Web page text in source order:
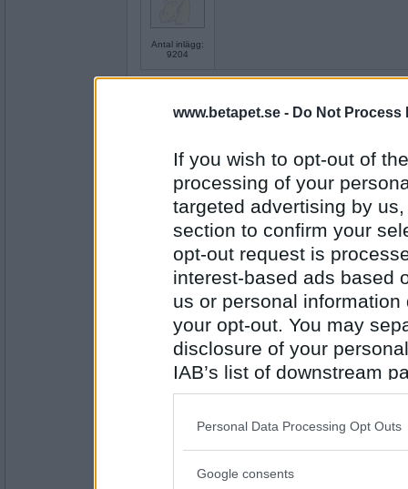
www.betapet.se - Do Not Process
If you wish to opt-out of
processing of your
targeted advertising by
section to confirm your
opt-out request is
interest-based ads based
us or personal
your opt-out. You may
disclosure of your
IAB’s list of downstream
also be disclosed by us
Downstream Participants
Please note that this
Personal Data Processing Opt Outs
Google consents
Antal inlägg:
9204
Antal inlägg:
Stackars dej ramsay...är det inte
ramsay- Ej medlem längre
Antal inlägg:
9204
han bor i amsterdam och vi har
förhållande av många skäl, bla att
jobbigt ändå.
Gautama
Antal inlägg: